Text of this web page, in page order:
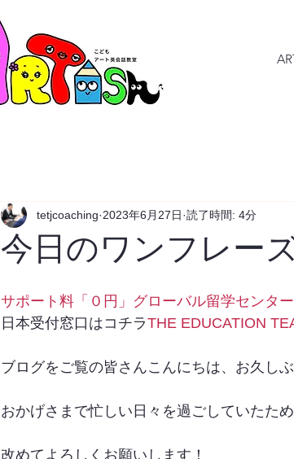
今日のワンフレー
tetjcoaching 2023年6月27日 読了時間: 4分
サポート料「０円」グローバル留学センター
日本受付窓口はコチラTHE EDUCATION
ブログをご覧の皆さんこんにちは、お久し
おかげさまで忙しい日々を過ごしていたた
改めてよろしくお願いします！